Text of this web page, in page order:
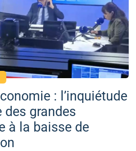
: l’inquiétude
des grandes
à la baisse de